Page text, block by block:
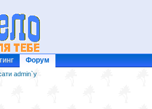
Форум
admin`у